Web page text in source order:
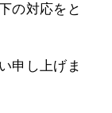
の対応をと
申し上げま